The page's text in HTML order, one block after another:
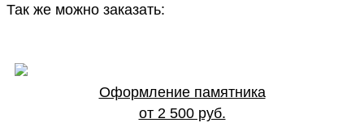
Так же можно заказать:
Оформление памятника
от 2 500 руб.